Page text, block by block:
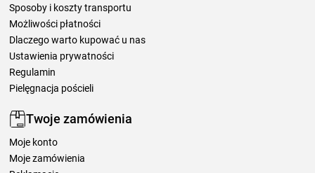
Sposoby i koszty transportu
Możliwości płatności
Dlaczego warto kupować u nas
Ustawienia prywatności
Regulamin
Pielęgnacja pościeli
Twoje zamówienia
Moje konto
Moje zamówienia